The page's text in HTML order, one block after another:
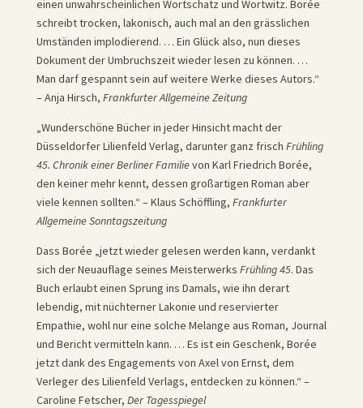
einen unwahrscheinlichen Wortschatz und Wortwitz. Borée
schreibt trocken, lakonisch, auch mal an den grässlichen
Umständen implodierend. … Ein Glück also, nun dieses
Dokument der Umbruchszeit wieder lesen zu können. …
Man darf gespannt sein auf weitere Werke dieses Autors.“
– Anja Hirsch, Frankfurter Allgemeine Zeitung
„Wunderschöne Bücher in jeder Hinsicht macht der
Düsseldorfer Lilienfeld Verlag, darunter ganz frisch Frühling
45. Chronik einer Berliner Familievon Karl Friedrich Borée,
den keiner mehr kennt, dessen großartigen Roman aber
viele kennen sollten.“ – Klaus Schöffling, Frankfurter
Allgemeine Sonntagszeitung
Dass Borée „jetzt wieder gelesen werden kann, verdankt
sich der Neuauflage seines Meisterwerks Frühling 45. Das
Buch erlaubt einen Sprung ins Damals, wie ihn derart
lebendig, mit nüchterner Lakonie und reservierter
Empathie, wohl nur eine solche Melange aus Roman, Journal
und Bericht vermitteln kann. … Es ist ein Geschenk, Borée
jetzt dank des Engagements von Axel von Ernst, dem
Verleger des Lilienfeld Verlags, entdecken zu können.“ –
Caroline Fetscher, Der Tagesspiegel